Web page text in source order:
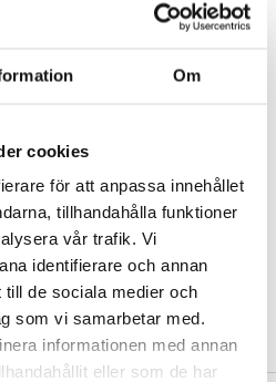
Om
cookies
för att anpassa innehållet
tillhandahålla funktioner
vår trafik. Vi
identifierare och annan
till de sociala medier och
som vi samarbetar med.
informationen med annan
eller som de har